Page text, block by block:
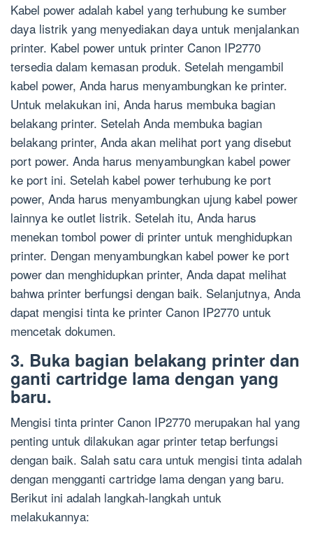
Kabel power adalah kabel yang terhubung ke sumber
daya listrik yang menyediakan daya untuk menjalankan
printer. Kabel power untuk printer Canon IP2770
tersedia dalam kemasan produk. Setelah mengambil
kabel power, Anda harus menyambungkan ke printer.
Untuk melakukan ini, Anda harus membuka bagian
belakang printer. Setelah Anda membuka bagian
belakang printer, Anda akan melihat port yang disebut
port power. Anda harus menyambungkan kabel power
ke port ini. Setelah kabel power terhubung ke port
power, Anda harus menyambungkan ujung kabel power
lainnya ke outlet listrik. Setelah itu, Anda harus
menekan tombol power di printer untuk menghidupkan
printer. Dengan menyambungkan kabel power ke port
power dan menghidupkan printer, Anda dapat melihat
bahwa printer berfungsi dengan baik. Selanjutnya, Anda
dapat mengisi tinta ke printer Canon IP2770 untuk
mencetak dokumen.
3. Buka bagian belakang printer dan
ganti cartridge lama dengan yang
baru.
Mengisi tinta printer Canon IP2770 merupakan hal yang
penting untuk dilakukan agar printer tetap berfungsi
dengan baik. Salah satu cara untuk mengisi tinta adalah
dengan mengganti cartridge lama dengan yang baru.
Berikut ini adalah langkah-langkah untuk
melakukannya: